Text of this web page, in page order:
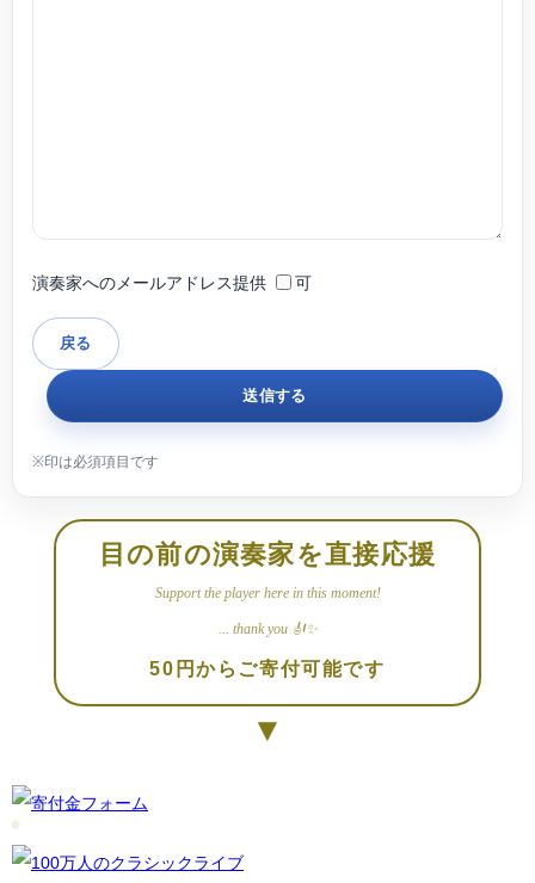
演奏家へのメールアドレス提供 可
目の前の演奏家を直接応援
Support the player here in this moment!
... thank you 🎻✨
50円からご寄付可能です
▼